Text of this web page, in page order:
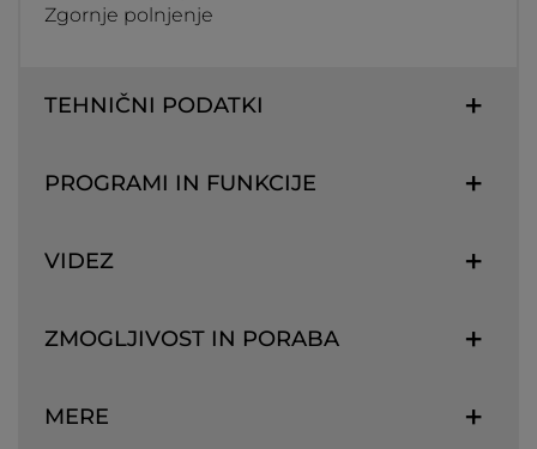
Zgornje polnjenje
TEHNIČNI PODATKI
PROGRAMI IN FUNKCIJE
VIDEZ
ZMOGLJIVOST IN PORABA
MERE